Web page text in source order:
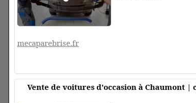
mecaparebrise.fr
Vente de voitures d'occasion à Chaumont |